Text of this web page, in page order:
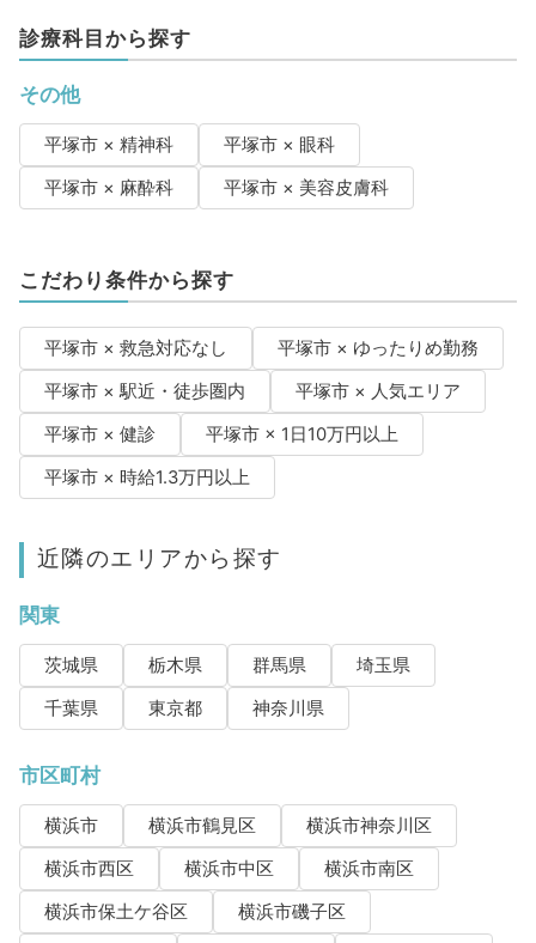
診療科目から探す
その他
平塚市 × 精神科
平塚市 × 眼科
平塚市 × 麻酔科
平塚市 × 美容皮膚科
こだわり条件から探す
平塚市 × 救急対応なし
平塚市 × ゆったりめ勤務
平塚市 × 駅近・徒歩圏内
平塚市 × 人気エリア
平塚市 × 健診
平塚市 × 1日10万円以上
平塚市 × 時給1.3万円以上
近隣のエリアから探す
関東
茨城県 栃木県 群馬県
埼玉県
千葉県
東京都 神奈川県
市区町村
横浜市 横浜市鶴見区
横浜市神奈川区
横浜市西区
横浜市中区
横浜市南区
横浜市保土ケ谷区
横浜市磯子区